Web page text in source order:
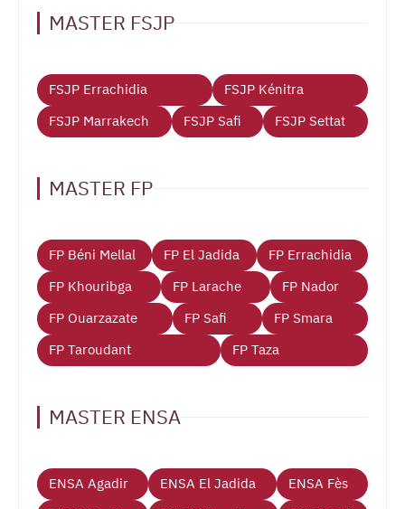
MASTER FSJP
FSJP Errachidia
FSJP Kénitra
FSJP Marrakech
FSJP Safi FSJP Settat
MASTER FP
FP Béni Mellal FP El Jadida
FP Errachidia
FP Khouribga
FP Larache
FP Nador
FP Ouarzazate
FP Safi
FP Smara
FP Taroudant
FP Taza
MASTER ENSA
ENSA Agadir ENSA El Jadida
ENSA Fès